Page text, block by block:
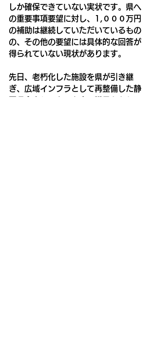
しか確保できていない実状です。県へ
の重要事項要望に対し、1,０００万円
の補助は継続していただいているもの
の、その他の要望には具体的な回答が
得られていない現状があります。
先日、老朽化した施設を県が引き継
ぎ、広域インフラとして再整備した静